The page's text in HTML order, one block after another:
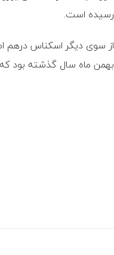
رسیده است.
بهمن ماه سال گذشته بود که